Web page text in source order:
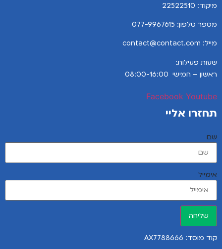
מיקוד: 22522510
מספר טלפון: 077-9967615
מייל: contact@contact.com
שעות פעילות:
ראשון – חמישי 08:00-16:00
Facebook Youtube
תחזרו אליי
שם
אימייל
שליחה
קוד מוסד: AX7788666